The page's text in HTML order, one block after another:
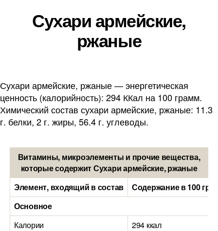
Сухари армейские,
ржаные
Сухари армейские, ржаные — энергетическая
ценность (калорийность): 294 ККал на 100 грамм.
Химический состав сухари армейские, ржаные: 11.3
г. белки, 2 г. жиры, 56.4 г. углеводы.
Витамины, микроэлементы и прочие вещества,
которые содержит Сухари армейские, ржаные
Элемент, входящий в состав
Содержание в 100
Основное
Калории
294 ккал